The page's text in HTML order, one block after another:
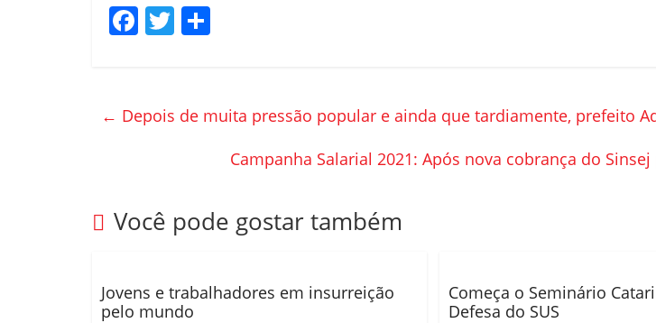
F
e
b
k
T
er p
til
ar
← Depois de muita pressão popular e ainda que tardiamente, prefeito
Campanha Salarial 2021: Após nova cobrança do
Você pode gostar também
Jovens e trabalhadores em insurreição
pelo mundo
Começa o Seminário
Defesa do SUS